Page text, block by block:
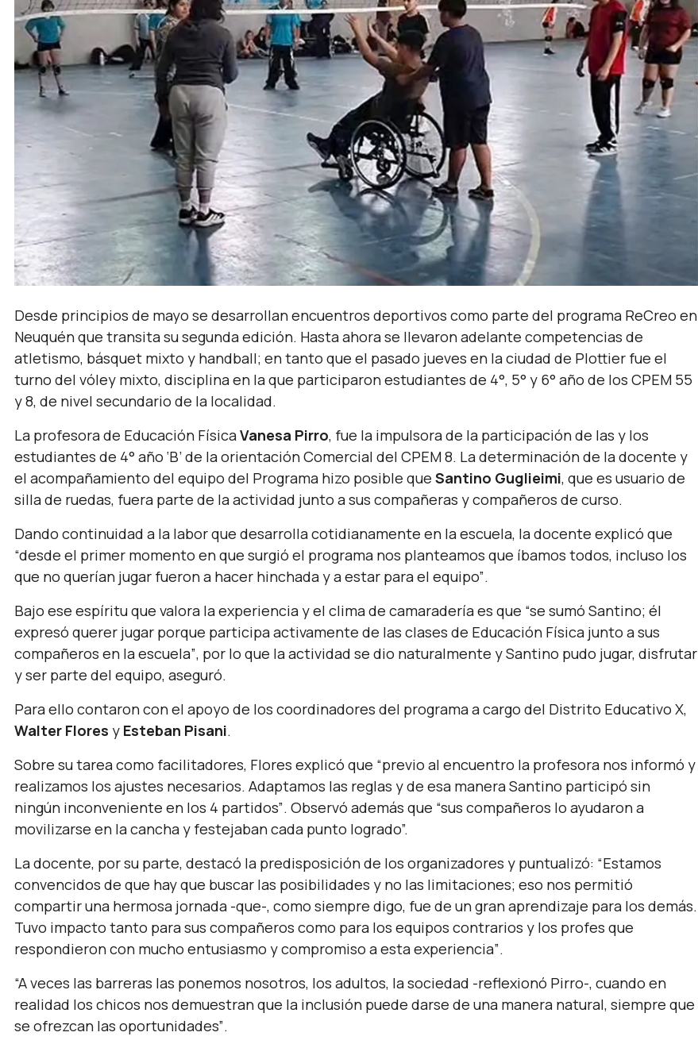
Desde principios de mayo se desarrollan encuentros deportivos como parte del programa ReCreo en
Neuquén que transita su segunda edición. Hasta ahora se llevaron adelante competencias de
atletismo, básquet mixto y handball; en tanto que el pasado jueves en la ciudad de Plottier fue el
turno del vóley mixto, disciplina en la que participaron estudiantes de 4°, 5° y 6° año de los CPEM 55
y 8, de nivel secundario de la localidad.
La profesora de Educación FísicaVanesa Pirro, fue la impulsora de la participación de las y los
estudiantes de 4° año ‘B’ de la orientación Comercial del CPEM 8. La determinación de la docente y
el acompañamiento del equipo del Programa hizo posible que Santino Guglieimi, que es usuario de
silla de ruedas, fuera parte de la actividad junto a sus compañeras y compañeros de curso.
Dando continuidad a la labor que desarrolla cotidianamente en la escuela, la docente explicó que
“desde el primer momento en que surgió el programa nos planteamos que íbamos todos, incluso los
que no querían jugar fueron a hacer hinchada y a estar para el equipo”.
Bajo ese espíritu que valora la experiencia y el clima de camaradería es que “se sumó Santino; él
expresó querer jugar porque participa activamente de las clases de Educación Física junto a sus
compañeros en la escuela”, por lo que la actividad se dio naturalmente y Santino pudo jugar, disfrutar
y ser parte del equipo, aseguró.
Para ello contaron con el apoyo de los coordinadores del programa a cargo del Distrito Educativo X,
Walter Flores y Esteban Pisani.
Sobre su tarea como facilitadores, Flores explicó que “previo al encuentro la profesora nos informó y
realizamos los ajustes necesarios. Adaptamos las reglas y de esa manera Santino participó sin
ningún inconveniente en los 4 partidos”. Observó además que “sus compañeros lo ayudaron a
movilizarse en la cancha y festejaban cada punto logrado”.
La docente, por su parte, destacó la predisposición de los organizadores y puntualizó: “Estamos
convencidos de que hay que buscar las posibilidades y no las limitaciones; eso nos permitió
compartir una hermosa jornada -que-, como siempre digo, fue de un gran aprendizaje para los demás.
Tuvo impacto tanto para sus compañeros como para los equipos contrarios y los profes que
respondieron con mucho entusiasmo y compromiso a esta experiencia”.
“A veces las barreras las ponemos nosotros, los adultos, la sociedad -reflexionó Pirro-, cuando en
realidad los chicos nos demuestran que la inclusión puede darse de una manera natural, siempre que
se ofrezcan las oportunidades”.